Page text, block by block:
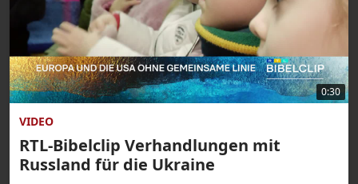
0:30
VIDEO
RTL-Bibelclip Verhandlungen mit
Russland für die Ukraine